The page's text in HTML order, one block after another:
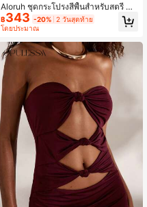
Aloruh ชุดกระโปรงสีพื้นสำหรับสตรี คอ
กลม สร้อยคอผูก รูปร่างเรียวบาง
฿343 -20% 2 วันสุดท้าย
โดยประมาณ